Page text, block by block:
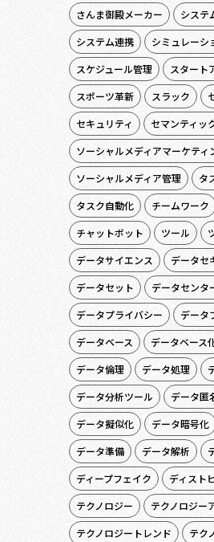
さんま御殿メーカー
システ
システム連携
シミュレーシ
スケジュール管理
スタート
スポーツ革新
スラック
セキュリティ
セマンティッ
ソーシャルメディアマーケティ
ソーシャルメディア管理
タ
タスク自動化
チームワーク
チャットボット
ツール
データサイエンス
データセ
データセット
データセンタ
データプライバシー
データ
データベース
データベース
データ倫理
データ処理
データ分析ツール
データ匿
データ擬似化
データ暗号化
データ準備
データ解析
ディープフェイク
ディスト
テクノロジー
テクノロジー
テクノロジートレンド
テク